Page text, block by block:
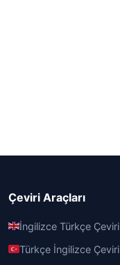
Çeviri Araçları
İngilizce Türkçe Çeviri
Türkçe İngilizce Çeviri